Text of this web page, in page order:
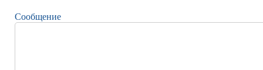
Сообщение